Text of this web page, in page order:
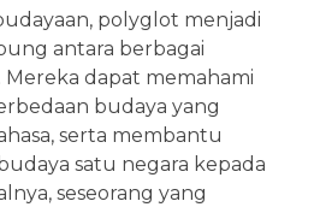
polyglot menjadi
antara berbagai
dapat memahami
budaya yang
serta membantu
satu negara kepada
seseorang yang